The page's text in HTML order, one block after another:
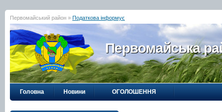
Первомайський район » Податкова інформує
Первомайська
Головна Новини ОГОЛОШЕННЯ